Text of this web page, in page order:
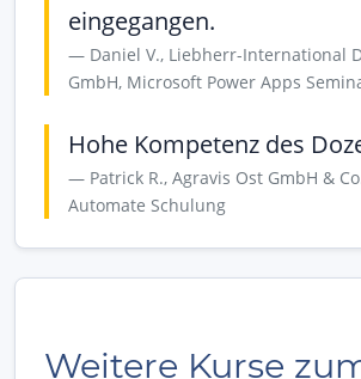
eingegangen.
Daniel V., Liebherr-International
GmbH, Microsoft Power Apps
Hohe Kompetenz des
Patrick R., Agravis Ost GmbH &
Automate Schulung
Weitere Kurse